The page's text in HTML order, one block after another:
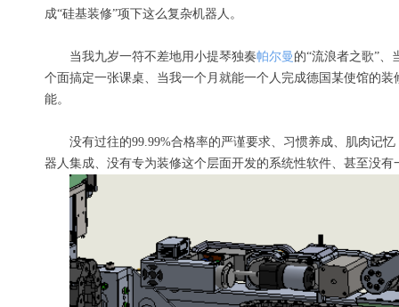
成“硅基装修”项下这么复杂机器人。
当我九岁一符不差地用小提琴独奏帕尔曼 的“流浪者之歌”、
个面搞定一张课桌、当我一个月就能一个人 完成德国某使馆的装
能。
没有过往的99.99%合格率的严谨要求、习惯养成、肌肉记
器人集成、没有专为装修这个层面开发的系统性软件、甚至没有